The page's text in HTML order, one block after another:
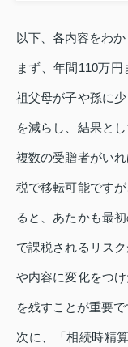
以下、各内容をわ
まず、年間110万
祖父母が子や孫に
を減らし、結果と
複数の受贈者がい
税で移転可能です
ると、あたかも最
で課税されるリス
や内容に変化をつ
を残すことが重要で
次に、「相続時精